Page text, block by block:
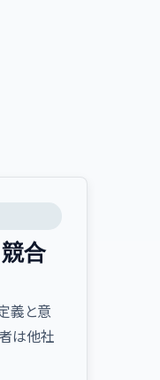
合
義と意
は他社